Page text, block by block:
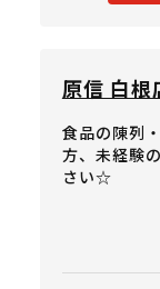
原信 白根
食品の陳列
方、未経験
さい☆